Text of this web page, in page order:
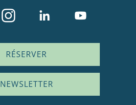
RÉSERVER
NEWSLETTER